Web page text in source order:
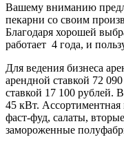
Вашему вниманию
пекарни со своим
Благодаря хорошей
работает 4 года, и
Для ведения бизнеса
арендной ставкой 72
ставкой 17 100 рублей.
45 кВт. Ассортиментная
фаст-фуд, салаты,
замороженные